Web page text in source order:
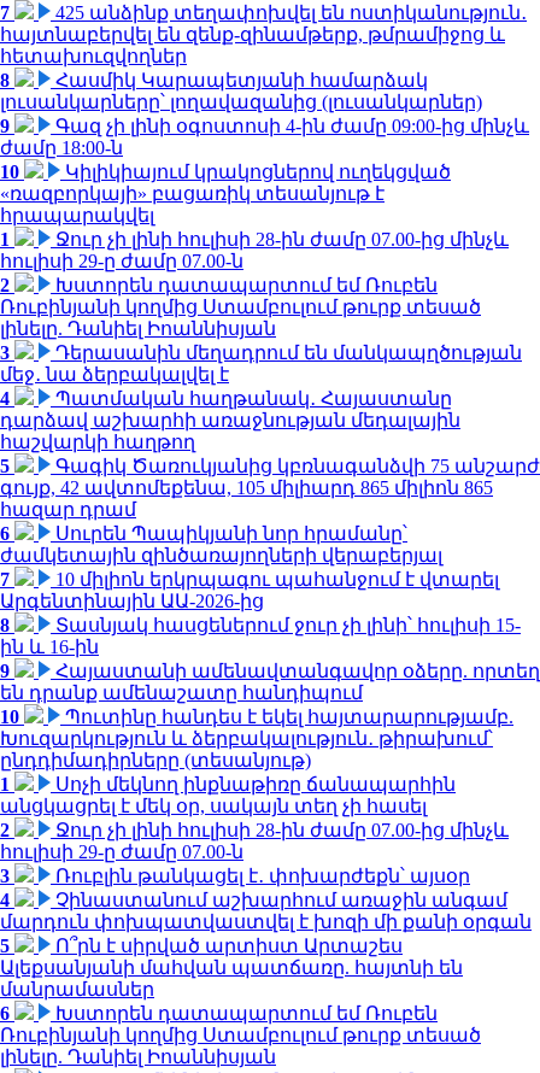
7
425 անձինք տեղափոխվել են ոստիկանություն․
հայտնաբերվել են զենք-զինամթերք, թմրամիջոց և
հետախուզվողներ
8
Հասմիկ Կարապետյանի համարձակ
լուսանկարները՝ լողավազանից (լուսանկարներ)
9
Գազ չի լինի օգոստոսի 4-ին ժամը 09:00-ից մինչև
ժամը 18:00-ն
10
Կիլիկիայում կրակոցներով ուղեկցված
«ռազբորկայի» բացառիկ տեսանյութ է
հրապարակվել
1
Ջուր չի լինի հուլիսի 28-ին ժամը 07.00-ից մինչև
հուլիսի 29-ը ժամը 07.00-ն
2
Խստորեն դատապարտում եմ Ռուբեն
Ռուբինյանի կողմից Ստամբուլում թուրք տեսած
լինելը. Դանիել Իոաննիսյան
3
Դերասանին մեղադրում են մանկապղծության
մեջ․ նա ձերբակալվել է
4
Պատմական հաղթանակ․ Հայաստանը
դարձավ աշխարհի առաջնության մեդալային
հաշվարկի հաղթող
5
Գագիկ Ծառուկյանից կբռնագանձվի 75 անշարժ
գույք, 42 ավտոմեքենա, 105 միլիարդ 865 միլիոն 865
հազար դրամ
6
Սուրեն Պապիկյանի նոր հրամանը՝
ժամկետային զինծառայողների վերաբերյալ
7
10 միլիոն երկրպագու պահանջում է վտարել
Արգենտինային ԱԱ-2026-ից
8
Տասնյակ հասցեներում ջուր չի լինի՝ հուլիսի 15-
ին և 16-ին
9
Հայաստանի ամենավտանգավոր օձերը. որտեղ
են դրանք ամենաշատը հանդիպում
10
Պուտինը հանդես է եկել հայտարարությամբ.
Խուզարկություն և ձերբակալություն․ թիրախում՝
ընդդիմադիրները (տեսանյութ)
1
Սոչի մեկնող ինքնաթիռը ճանապարհին
անցկացրել է մեկ օր, սակայն տեղ չի հասել
2
Ջուր չի լինի հուլիսի 28-ին ժամը 07.00-ից մինչև
հուլիսի 29-ը ժամը 07.00-ն
3
Ռուբլին թանկացել է․ փոխարժեքն՝ այսօր
4
Չինաստանում աշխարհում առաջին անգամ
մարդուն փոխպատվաստվել է խոզի մի քանի օրգան
5
Ո՞րն է սիրված արտիստ Արտաշես
Ալեքսանյանի մահվան պատճառը. հայտնի են
մանրամասներ
6
Խստորեն դատապարտում եմ Ռուբեն
Ռուբինյանի կողմից Ստամբուլում թուրք տեսած
լինելը. Դանիել Իոաննիսյան